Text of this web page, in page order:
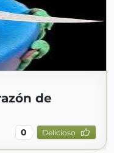
de
0 Delicioso